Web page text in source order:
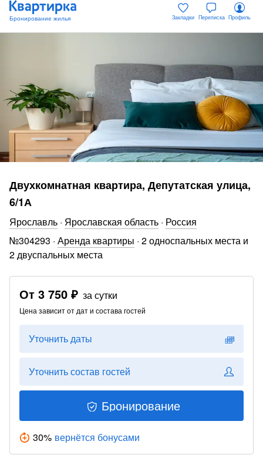
Закладки Переписка Профиль
Двухкомнатная квартира, Депутатская улица,
6/1А
Ярославль · Ярославская область · Россия
№304293 · Аренда квартиры · 2 односпальных места и
2 двуспальных места
От 3 750 ₽ за сутки
Цена зависит от дат и состава гостей
Уточнить даты
Уточнить состав гостей
Бронирование
30% вернётся бонусами